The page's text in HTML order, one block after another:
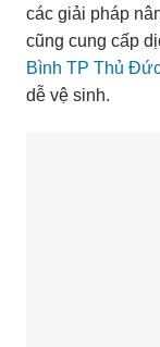
các giải pháp
cũng cung cấp
Bình TP Thủ
dễ vệ sinh.